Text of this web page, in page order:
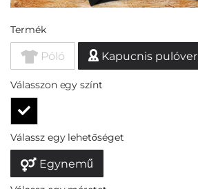
Termék
Póló Kapucnis pulóver
Válasszon egy színt
Válassz egy lehetőséget
Egynemű